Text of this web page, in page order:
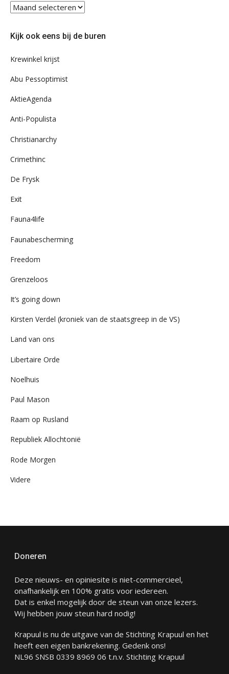
Blader
eens
ons
Kijk ook eens bij de buren
Krewinkel krijst
Abu Pessoptimist
AktieAgenda
Anti-Populista
Christianarchy
Crimethinc
De Frysk
Exit
Fauna4life
Faunabescherming
Freedom
Grenzeloos
It’s going down
Kirsten Verdel (kroniek van de staatsgreep in de VS)
Land van ons
Libertaire Orde
Noelhuis
Paul Mason
Raam op Rusland
Republiek Allochtonië
Rode Morgen
Videre
Doneren
Deze nieuws- en opiniesite is niet-commercieel,
onafhankelijk en 100% gratis voor iedereen.
Dat is enkel mogelijk door de steun van onze lezers.
Wij hebben jouw steun hard nodig!
Krapuul is nu de uitgave van de Stichting Krapuul en het
heeft een eigen bankrekening. Gedenk ons!
NL96 SNSB 0339 8969 06 t.n.v. Stichting Krapuul